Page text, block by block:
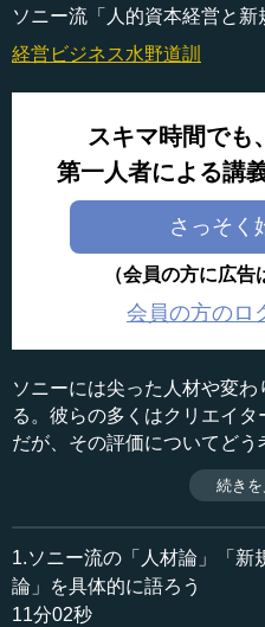
ソニー流「人的資本経営と新
経営ビジネス水野道訓
スキマ時間でも
第一人者による講
さっそく
（会員の方に広告
会員の方のロ
ソニーには尖った人材や変
る。彼らの多くはクリエイタ
だが、その評価についてど
イントとなるのがマネジメ
り、ジョブ型とマネジメン
要ということである。ソニ
ついて言及しながら、人事評
（全5話中第1話）
※インタビュアー：川上達史
収録日：2025年5月8日
追加日：2026年2月9日
カテゴリー：
ビジネス・経営
続き
1.ソニー流の「人材論」「新
論」を具体的に語ろう
11分02秒